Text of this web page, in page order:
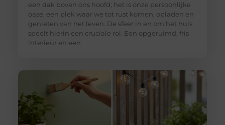
een dak boven ons hoofd; het is onze persoonlijke
oase, een plek waar we tot rust komen, opladen en
genieten van het leven. De sfeer in en om het huis
speelt hierin een cruciale rol. Een opgeruimd, fris
interieur en een